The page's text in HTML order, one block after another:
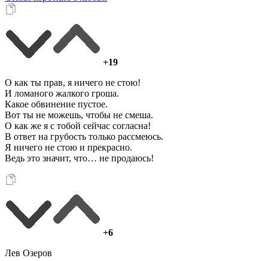
+19
О как ты прав, я ничего не стою!
И ломаного жалкого гроша.
Какое обвинение пустое.
Вот ты не можешь, чтобы не смеша.
О как же я с тобой сейчас согласна!
В ответ на грубость только рассмеюсь.
Я ничего не стою и прекрасно.
Ведь это значит, что… не продаюсь!
+6
Лев Озеров